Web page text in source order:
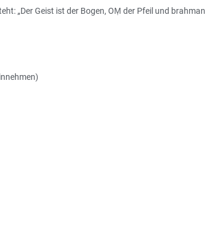
„Der Geist ist der Bogen, OṂ der Pfeil und brahman